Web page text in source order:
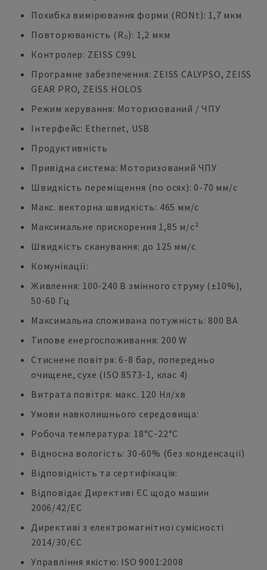
Похибка вимірювання форми (RONt): 1,7 мкм
Повторюваність (R₀): 1,2 мкм
Контролер: ZEISS C99L
Програмне забезпечення: ZEISS CALYPSO, ZEISS
GEAR PRO, ZEISS HOLOS
Режим керування: Моторизований / ЧПУ
Інтерфейс: Ethernet, USB
Продуктивність
Привідна система: Моторизований ЧПУ
Швидкість переміщення (по осях): 0-70 мм/с
Макс. векторна швидкість: 465 мм/с
Максимальне прискорення 1,85 м/с²
Швидкість сканування: до 125 мм/с
Комунікації:
Живлення: 100-240 В змінного струму (±10%),
50-60 Гц
Максимальна споживана потужність: 800 ВА
Типове енергоспоживання: 200 W
Стиснене повітря: 6-8 бар, попередньо
очищене, сухе (ISO 8573-1, клас 4)
Витрата повітря: макс. 120 Нл/хв
Умови навколишнього середовища:
Робоча температура: 18°C-22°C
Відносна вологість: 30-60% (без конденсації)
Відповідність та сертифікація:
Відповідає Директиві ЄС щодо машин
2006/42/EC
Директиві з електромагнітної сумісності
2014/30/ЄС
Управління якістю: ISO 9001:2008